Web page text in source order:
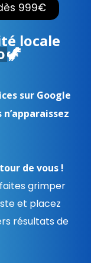
999€
locale
🦖
sur Google
de vous !
grimper
et placez
résultats de